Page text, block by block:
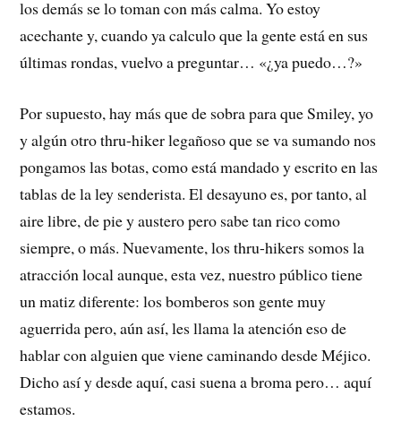
los demás se lo toman con más calma. Yo estoy
acechante y, cuando ya calculo que la gente está en sus
últimas rondas, vuelvo a preguntar… «¿ya puedo…?»
Por supuesto, hay más que de sobra para que Smiley, yo
y algún otro thru-hiker legañoso que se va sumando nos
pongamos las botas, como está mandado y escrito en las
tablas de la ley senderista. El desayuno es, por tanto, al
aire libre, de pie y austero pero sabe tan rico como
siempre, o más. Nuevamente, los thru-hikers somos la
atracción local aunque, esta vez, nuestro público tiene
un matiz diferente: los bomberos son gente muy
aguerrida pero, aún así, les llama la atención eso de
hablar con alguien que viene caminando desde Méjico.
Dicho así y desde aquí, casi suena a broma pero… aquí
estamos.